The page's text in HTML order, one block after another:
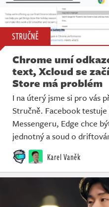
STRUČNĚ
Chrome umí
text, Xcloud se
Store má problém
I na úterý jsme si pro vás
Stručně. Facebook
Messengeru, Edge chce
jednotný a soud o
Karel Vaněk